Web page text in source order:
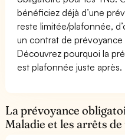
bénéficiez déjà d’une
reste limitée/plafonnée,
un contrat de
Découvrez pourquoi la
est plafonnée juste après.
La prévoyance
Maladie et les arrêts